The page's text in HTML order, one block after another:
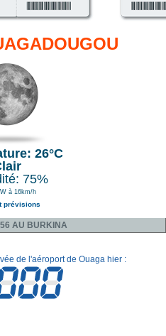
26°C
75%
à 16km/h
prévisions
AU BURKINA
de l'aéroport de Ouaga hier :